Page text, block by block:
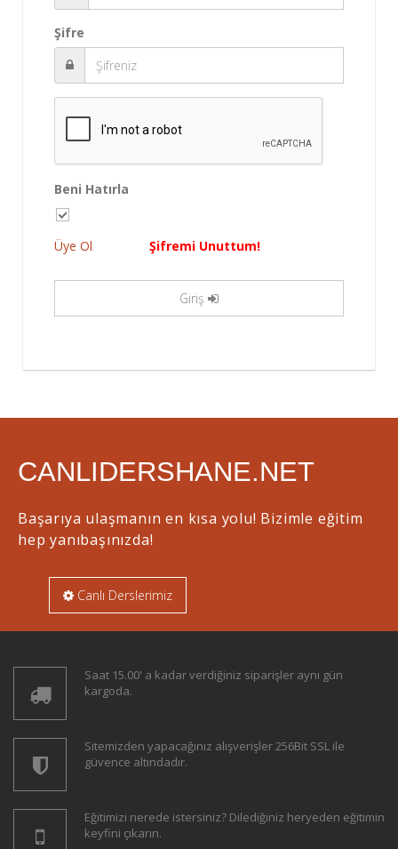
Şifre
Beni Hatırla
Üye Ol Şifremi Unuttum!
Giriş
CANLIDERSHANE.NET
Başarıya ulaşmanın en kısa yolu! Bizimle eğitim
hep yanıbaşınızda!
Canlı Derslerimiz
Saat 15.00' a kadar verdiğiniz siparişler aynı gün
kargoda.
Sitemizden yapacağınız alışverişler 256Bit SSL ile
güvence altındadır.
Eğitimizi nerede istersiniz? Dilediğiniz heryeden eğitimin
keyfini çıkarın.